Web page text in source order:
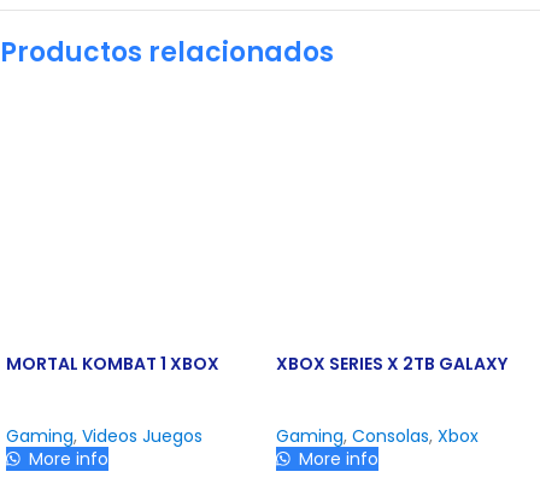
Productos relacionados
MORTAL KOMBAT 1 XBOX
Gaming, Videos Juegos
More info
XBOX SERIES X 2TB GALAXY
Gaming, Consolas, Xbox
More info